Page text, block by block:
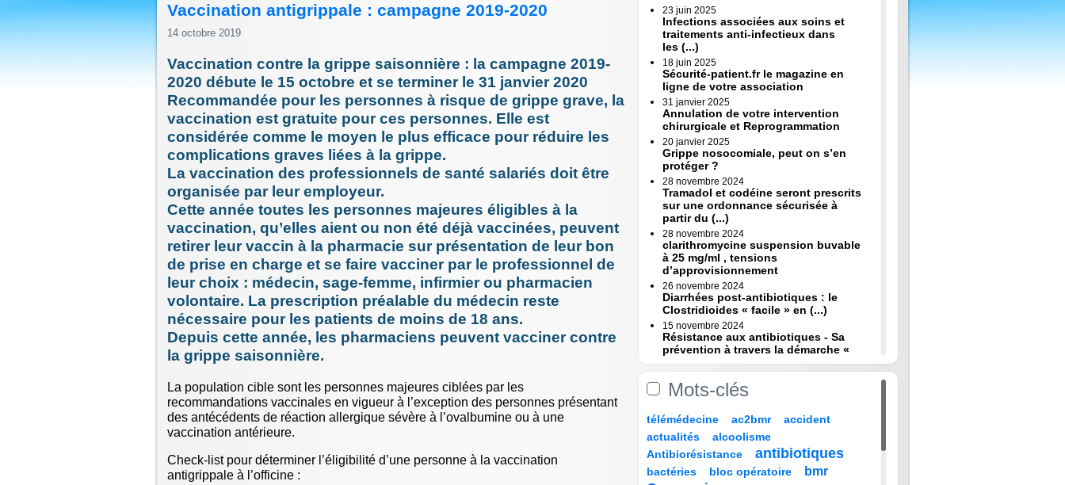
Vaccination antigrippale : campagne 2019-2020
14 octobre 2019
Vaccination contre la grippe saisonnière : la campagne 2019-
2020 débute le 15 octobre et se terminer le 31 janvier 2020
Recommandée pour les personnes à risque de grippe grave, la
vaccination est gratuite pour ces personnes. Elle est
considérée comme le moyen le plus efficace pour réduire les
complications graves liées à la grippe.
La vaccination des professionnels de santé salariés doit être
organisée par leur employeur.
Cette année toutes les personnes majeures éligibles à la
vaccination, qu’elles aient ou non été déjà vaccinées, peuvent
retirer leur vaccin à la pharmacie sur présentation de leur bon
de prise en charge et se faire vacciner par le professionnel de
leur choix : médecin, sage-femme, infirmier ou pharmacien
volontaire. La prescription préalable du médecin reste
nécessaire pour les patients de moins de 18 ans.
Depuis cette année, les pharmaciens peuvent vacciner contre
la grippe saisonnière.
La population cible sont les personnes majeures ciblées par les
recommandations vaccinales en vigueur à l’exception des personnes présentant
des antécédents de réaction allergique sévère à l’ovalbumine ou à une
vaccination antérieure.
Check-list pour déterminer l’éligibilité d’une personne à la vaccination
antigrippale à l’officine :
23 juin 2025
Infections associées aux soins et
traitements anti-infectieux dans
les (...)
18 juin 2025
Sécurité-patient.fr le magazine en
ligne de votre association
31 janvier 2025
Annulation de votre intervention
chirurgicale et Reprogrammation
20 janvier 2025
Grippe nosocomiale, peut on s’en
protéger ?
28 novembre 2024
Tramadol et codéine seront prescrits
sur une ordonnance sécurisée à
partir du (...)
28 novembre 2024
clarithromycine suspension buvable
à 25 mg/ml , tensions
d’approvisionnement
26 novembre 2024
Diarrhées post-antibiotiques : le
Clostridioides « facile » en (...)
15 novembre 2024
Résistance aux antibiotiques - Sa
prévention à travers la démarche «
Une (...)
Erreurs de diagnostic en médecine
23 octobre 2024
Erreurs médicales : « quand leur vie
bascule » sur TF1 mardi 22 (...)
17 octobre 2024
Tramadol, codeine : de nouvelles
mesures pour prévenir la
Mots-clés
18/345
télémédecine
32/345 ac2bmr
32/345 accident
48/345
actualités
38/345 alcoolisme
21/345
Antibiorésistance
131/345 antibiotiques
17/345
bactéries
24/345 bloc opératoire
84/345 bmr
148/345